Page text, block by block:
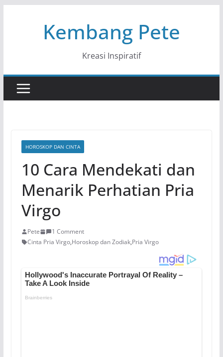
Kembang Pete
Kreasi Inspiratif
HOROSKOP DAN CINTA
10 Cara Mendekati dan
Menarik Perhatian Pria
Virgo
Pete
1 Comment
Cinta Pria Virgo,Horoskop dan Zodiak,Pria Virgo